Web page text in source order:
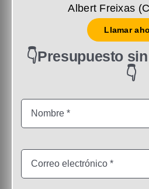
Albert Freixas
Llamar
👇Presupuesto
👇